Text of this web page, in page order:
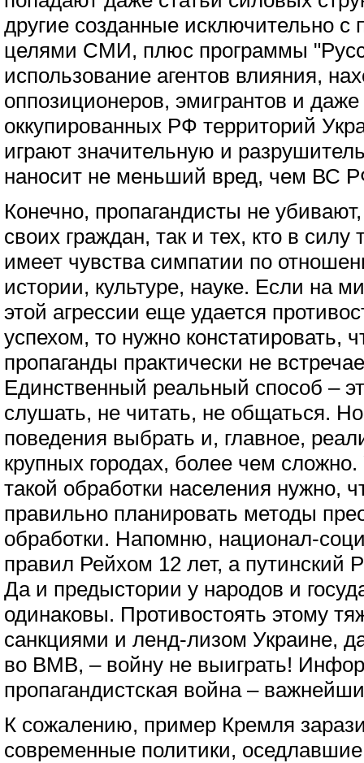
другие созданные исключительно с
целями СМИ, плюс программы
использование агентов влияния,
оппозиционеров, эмигрантов и
оккупированных РФ территорий
играют значительную и
наносит не меньший вред, чем ВС
Конечно, пропагандисты не
своих граждан, так и тех, кто в
имеет чувства симпатии по
истории, культуре, науке. Если на
этой агрессии еще удается
успехом, то нужно констатировать,
пропаганды практически не
Единственный реальный способ –
слушать, не читать, не общаться.
поведения выбрать и, главное,
крупных городах, более чем
такой обработки населения нужно,
правильно планировать методы
обработки. Напомню, национал-
правил Рейхом 12 лет, а путинский
Да и предыстории у народов и
одинаковы. Противостоять этому
санкциями и ленд-лизом Украине,
во ВМВ, – войну не выиграть!
пропагандистская война –
К сожалению, пример Кремля
современные политики,